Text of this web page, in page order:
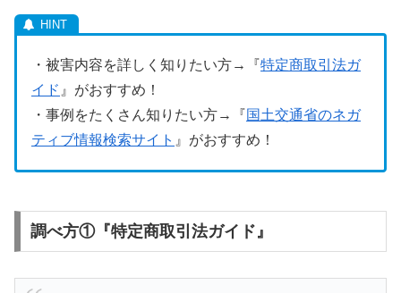
・被害内容を詳しく知りたい方→『特定商取引法ガ
イド 』がおすすめ！
・事例をたくさん知りたい方→『国土交通省のネガ
ティブ情報検索サイト 』がおすすめ！
調べ方①『特定商取引法ガイド』